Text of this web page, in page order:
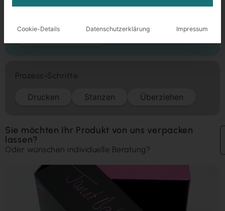
Veredelung
Prozess-Schritte
Drucken Stanzen Überziehen
Sie möchten Ihr Produkt von uns verpacken
lassen?
Oder wünschen individuelle Beratung?
Cookie-Details Datenschutzerklärung Impressum